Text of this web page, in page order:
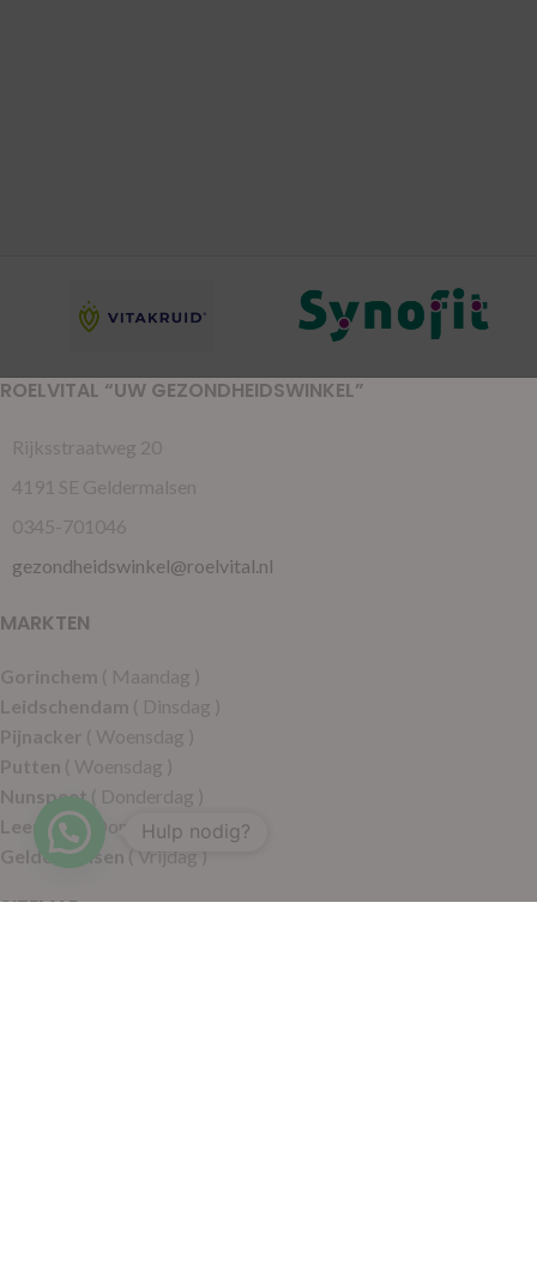
ROELVITAL “UW GEZONDHEIDSWINKEL”
Rijksstraatweg 20
4191 SE Geldermalsen
0345-701046
gezondheidswinkel@roelvital.nl
MARKTEN
Gorinchem ( Maandag )
Leidschendam ( Dinsdag )
Pijnacker ( Woensdag )
Putten ( Woensdag )
Nunspeet( Donderdag )
Leerdam( Donderdag )
Geldermalsen ( Vrijdag )
SITEMAP
Hulp nodig?